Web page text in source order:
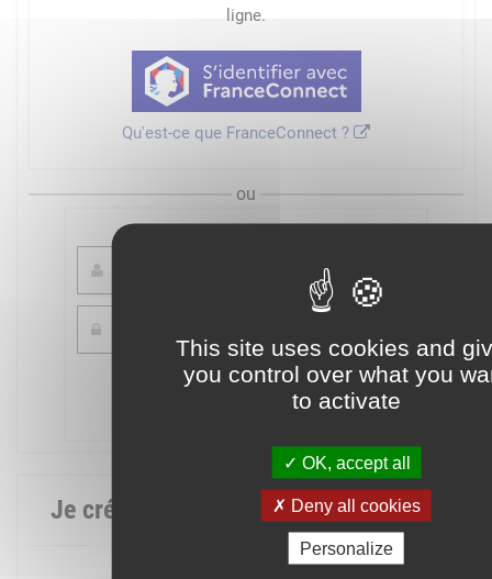
This site uses cookies and
you control over what you
to activate
OK, accept all
Deny all cookies
Personalize
ligne.
Qu'est-ce que FranceConnect ?
ou
Mot de passe oublié ?
Je crée mon compte